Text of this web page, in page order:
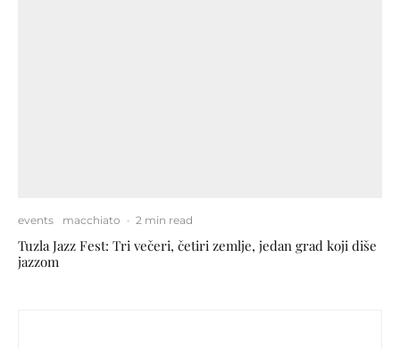
events macchiato · 2 min read
Tuzla Jazz Fest: Tri večeri, četiri zemlje, jedan grad koji diše
jazzom